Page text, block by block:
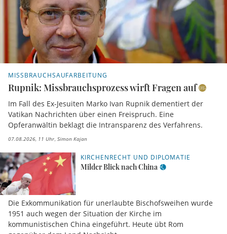
MISSBRAUCHSAUFARBEITUNG
Rupnik: Missbrauchsprozess wirft Fragen auf
Im Fall des Ex-Jesuiten Marko Ivan Rupnik dementiert der
Vatikan Nachrichten über einen Freispruch. Eine
Opferanwältin beklagt die Intransparenz des Verfahrens.
07.08.2026, 11 Uhr Simon Kajan
KIRCHENRECHT UND DIPLOMATIE
Milder Blick nach China
Die Exkommunikation für unerlaubte Bischofsweihen wurde
1951 auch wegen der Situation der Kirche im
kommunistischen China eingeführt. Heute übt Rom